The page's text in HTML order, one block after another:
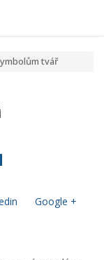
tvář
Google +